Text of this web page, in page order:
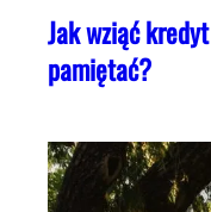
Jak wziąć
pamiętać?